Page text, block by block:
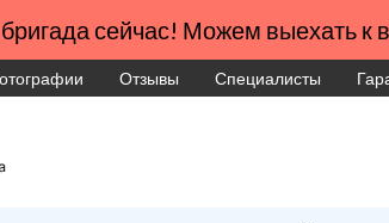
сейчас! Можем выехать к
Отзывы Специалисты